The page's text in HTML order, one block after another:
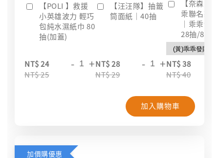
【POLI 】救援
小英雄波力 輕巧
包純水濕紙巾 80
抽(加蓋)
NT$ 24
NT$ 25
- +
【汪汪隊】抽籤
筒面紙｜40抽
NT$ 28
NT$ 29
- +
【奈森克
乖聯名款
｜乖乖發
28抽/88抽
NT$ 38
NT$ 40
加入購物車
加價購優惠